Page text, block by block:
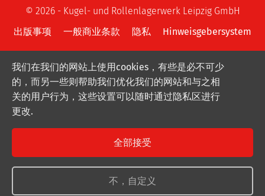
© 2026 - Kugel- und Rollenlagerwerk Leipzig GmbH
出版事项
一般商业条款 隐私 Hinweisgebersystem
我们在我们的网站上使用cookies，有些是必不可少
的，而另一些则帮助我们优化我们的网站和与之相
关的用户行为，这些设置可以随时通过隐私区进行
更改.
全部接受
不，自定义